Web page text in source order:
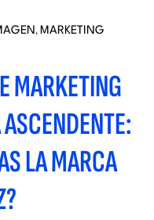
, MARKETING
MARKETING
LA MARCA